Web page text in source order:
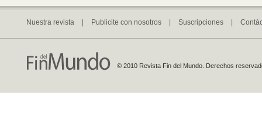
Nuestra revista Publicite con nosotros Suscripciones
© 2010 Revista Fin del Mundo. Derechos